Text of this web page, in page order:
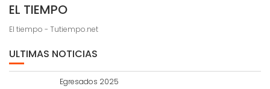
EL TIEMPO
El tiempo - Tutiempo.net
ULTIMAS NOTICIAS
Egresados 2025